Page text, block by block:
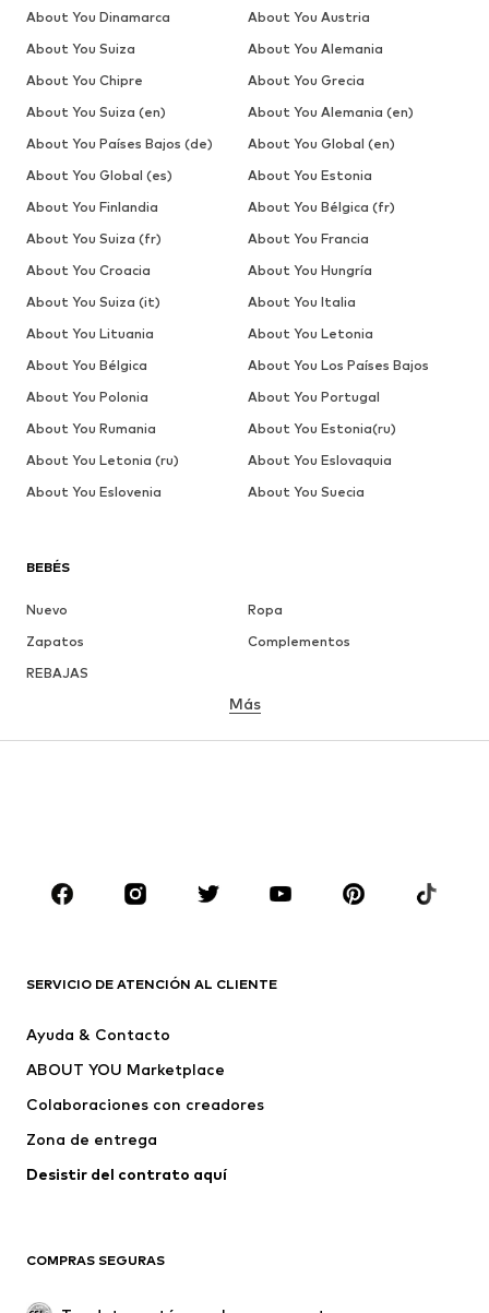
BEBÉS
Nuevo
Ropa
Zapatos
Complementos
REBAJAS
MARCAS
PUMA
Liewood
Pisamonas
Más
SERVICIO DE ATENCIÓN AL CLIENTE
Ayuda & Contacto
ABOUT YOU Marketplace
Colaboraciones con creadores
Zona de entrega
Desistir del contrato aquí
COMPRAS SEGURAS
About You Dinamarca
About You Austria
About You Suiza
About You Alemania
About You Chipre
About You Grecia
About You Suiza (en)
About You Alemania (en)
About You Países Bajos (de)
About You Global (en)
About You Global (es)
About You Estonia
About You Finlandia
About You Bélgica (fr)
About You Suiza (fr)
About You Francia
About You Croacia
About You Hungría
About You Suiza (it)
About You Italia
About You Lituania
About You Letonia
About You Bélgica
About You Los Países Bajos
About You Polonia
About You Portugal
About You Rumania
About You Estonia(ru)
About You Letonia (ru)
About You Eslovaquia
About You Eslovenia
About You Suecia